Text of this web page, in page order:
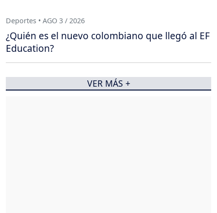
Deportes • AGO 3 / 2026
¿Quién es el nuevo colombiano que llegó al EF
Education?
VER MÁS +